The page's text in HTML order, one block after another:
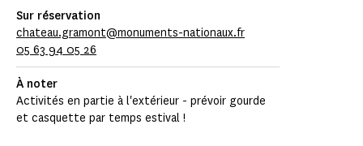
Sur réservation
chateau.gramont@monuments-nationaux.fr
05 63 94 05 26
À noter
Activités en partie à l'extérieur - prévoir gourde
et casquette par temps estival !